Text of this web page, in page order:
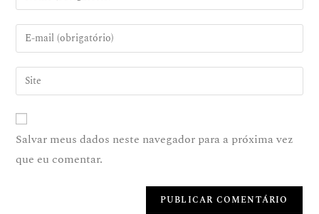
Salvar meus dados neste navegador para a próxima vez
que eu comentar.